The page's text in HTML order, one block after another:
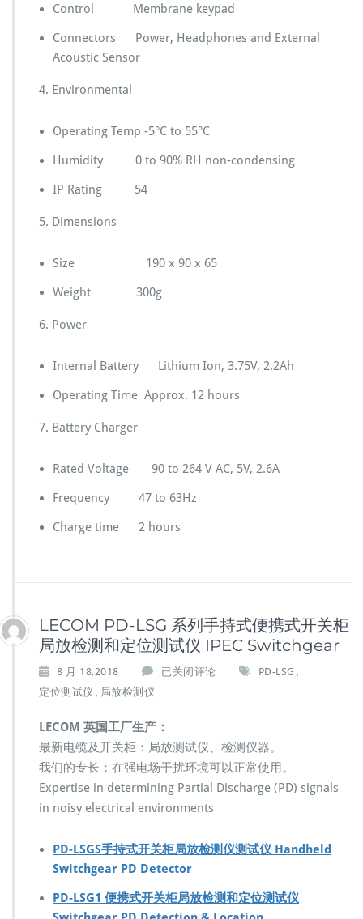
Control Membrane keypad
Connectors Power, Headphones and External
Acoustic Sensor
4. Environmental
Operating Temp -5°C to 55°C
Humidity 0 to 90% RH non-condensing
IP Rating 54
5. Dimensions
Size 190 x 90 x 65
Weight 300g
6. Power
Internal Battery Lithium Ion, 3.75V, 2.2Ah
Operating Time Approx. 12 hours
7. Battery Charger
Rated Voltage 90 to 264 V AC, 5V, 2.6A
Frequency 47 to 63Hz
Charge time 2 hours
LECOM PD-LSG 系列手持式便携式开关柜
局放检测和定位测试仪 IPEC Switchgear
8 月 18,2018
L
P
D
-
L
S
系
列
持
式
已关闭评论 PD-LSG
定位测试仪 局放检测仪
LECOM 英国工厂生产：
最新电缆及开关柜：局放测试仪、检测仪器。
我们的专长：在强电场干扰环境可以正常使用。
Expertise in determining Partial Discharge (PD) signals
in noisy electrical environments
PD-LSGS手持式开关柜局放检测仪测试仪 Handheld
Switchgear PD Detector
PD-LSG1 便携式开关柜局放检测和定位测试仪